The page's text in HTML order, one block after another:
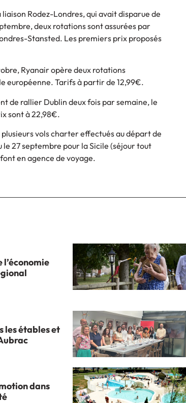
Rodez-Londres, qui avait disparue de
deux rotations sont assurées par
Stansted. Les premiers prix proposés
Ryanair opère deux rotations
européenne. Tarifs à partir de 12,99€.
de rallier Dublin deux fois par semaine, le
sont à 22,98€.
vols charter effectués au départ de
27 septembre pour la Sicile (séjour tout
en agence de voyage.
l’économie
les étables et
dans